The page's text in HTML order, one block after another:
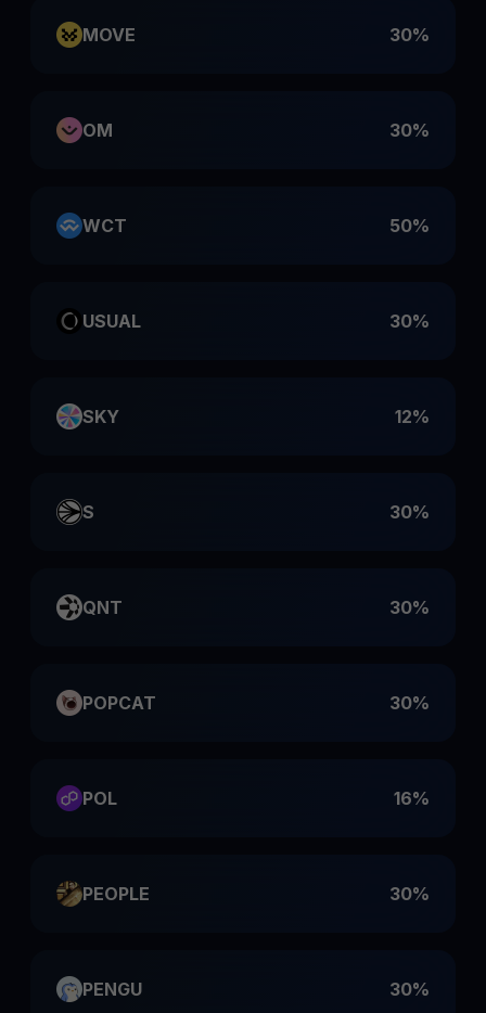
MOVE 30%
OM 30%
WCT 50%
USUAL 30%
SKY 12%
S 30%
QNT 30%
POPCAT 30%
POL 16%
PEOPLE 30%
PENGU 30%